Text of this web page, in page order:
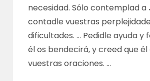
necesidad. Sólo contemplad a
contadle vuestras
dificultades. … Pedidle ayuda y
él os bendecirá, y creed que él
vuestras oraciones. …